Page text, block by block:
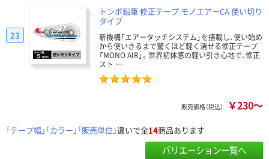
トンボ鉛筆 修正テープ モノエアーCA 使い切り
タイプ
新機構「エアータッチシステム」を搭載し、使い始め
から使いきるまで驚くほど軽く消せる修正テープ
「MONO AIR」。世界初体感の軽い引き心地で、修正
スト …
23
販売価格（税込） ￥230～
「テープ幅」「カラー」「販売単位」違いで全14商品あります
バリエーション一覧へ